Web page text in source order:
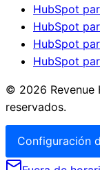
HubSpot
HubSpot
HubSpot
HubSpot
© 2026
reservados.
Configuración